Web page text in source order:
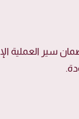
سير العملية